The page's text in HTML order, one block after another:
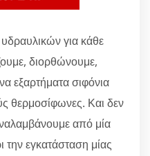
για κάθε
διορθώνουμε,
εξαρτήματα σιφόνια
θερμοσίφωνες. Και δεν
από μία
την εγκατάσταση μίας